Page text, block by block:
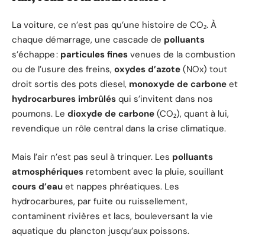
La voiture, ce n’est pas qu’une histoire de CO₂. À
chaque démarrage, une cascade de polluants
s’échappe : particules fines venues de la combustion
ou de l’usure des freins, oxydes d’azote (NOx) tout
droit sortis des pots diesel, monoxyde de carbone et
hydrocarbures imbrûlés qui s’invitent dans nos
poumons. Le dioxyde de carbone (CO₂), quant à lui,
revendique un rôle central dans la crise climatique.
Mais l’air n’est pas seul à trinquer. Les polluants
atmosphériques retombent avec la pluie, souillant
cours d’eau et nappes phréatiques. Les
hydrocarbures, par fuite ou ruissellement,
contaminent rivières et lacs, bouleversant la vie
aquatique du plancton jusqu’aux poissons.